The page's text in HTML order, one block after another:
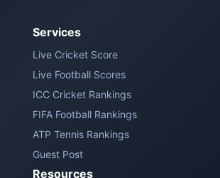
Services
Live Cricket Score
Live Football Scores
ICC Cricket Rankings
FIFA Football Rankings
ATP Tennis Rankings
Guest Post
Resources